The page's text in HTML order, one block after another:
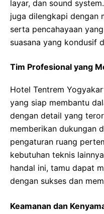
layar, dan sound
juga dilengkapi dengan
serta pencahayaan
suasana yang kondusif
Tim Profesional yang
Hotel Tentrem
yang siap membantu
dengan detail yang
memberikan dukungan
pengaturan ruang
kebutuhan teknis
handal ini, tamu dapat
dengan sukses dan
Keamanan dan